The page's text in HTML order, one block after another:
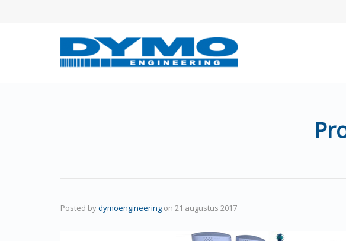
Posted bydymoengineering on 21 augustus 2017